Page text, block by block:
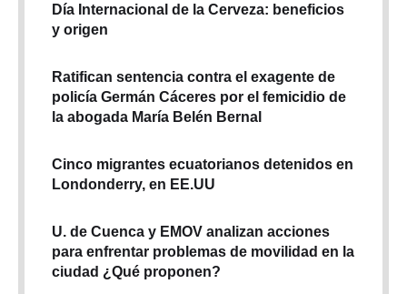
Día Internacional de la Cerveza: beneficios
y origen
Ratifican sentencia contra el exagente de
policía Germán Cáceres por el femicidio de
la abogada María Belén Bernal
Cinco migrantes ecuatorianos detenidos en
Londonderry, en EE.UU
U. de Cuenca y EMOV analizan acciones
para enfrentar problemas de movilidad en la
ciudad ¿Qué proponen?